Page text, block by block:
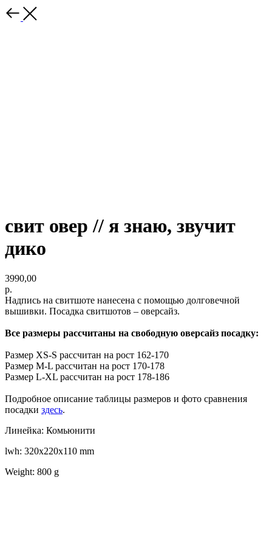
свит овер // я знаю, звучит
дико
3990,00
р.
Надпись на свитшоте нанесена с помощью долговечной
вышивки. Посадка свитшотов – оверсайз.
Все размеры рассчитаны на свободную оверсайз посадку:
Размер XS-S рассчитан на рост 162-170
Размер M-L рассчитан на рост 170-178
Размер L-XL рассчитан на рост 178-186
Подробное описание таблицы размеров и фото сравнения
посадки здесь.
Линейка: Комьюнити
lwh: 320x220x110 mm
Weight: 800 g